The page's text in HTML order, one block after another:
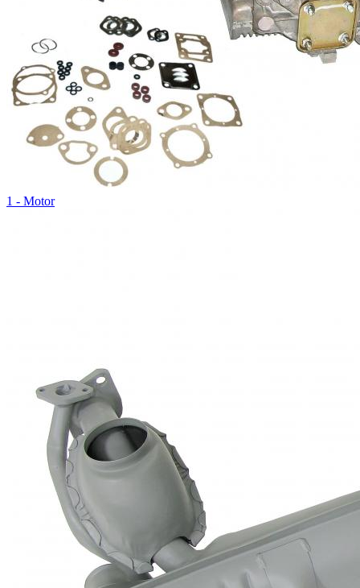
1 - Motor